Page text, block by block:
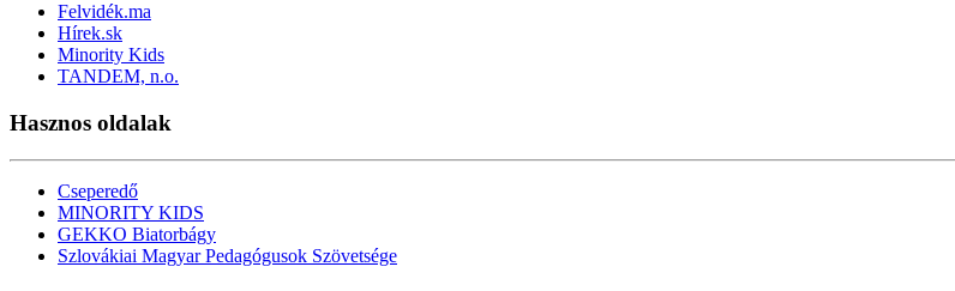
Felvidék.ma
Hírek.sk
Minority Kids
TANDEM, n.o.
Hasznos oldalak
Cseperedő
MINORITY KIDS
GEKKO Biatorbágy
Szlovákiai Magyar Pedagógusok Szövetsége